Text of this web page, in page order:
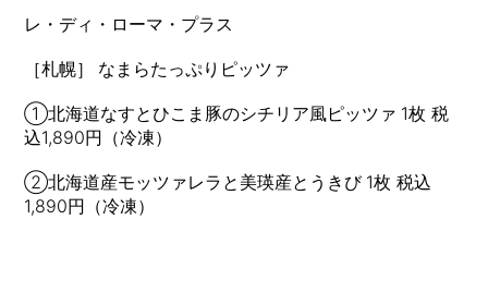
レ・ディ・ローマ・プラス
［札幌］ なまらたっぷりピッツァ
①北海道なすとひこま豚のシチリア風ピッツァ 1枚 税
込1,890円（冷凍）
②北海道産モッツァレラと美瑛産とうきび 1枚 税込
1,890円（冷凍）